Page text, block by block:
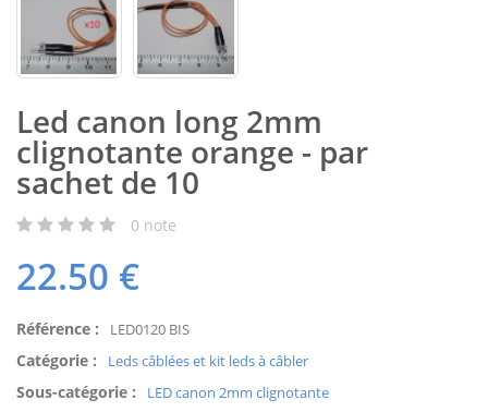
Led canon long 2mm
clignotante orange - par
sachet de 10
0 note
22.50 €
Référence : LED0120 BIS
Catégorie : Leds câblées et kit leds à câbler
Sous-catégorie : LED canon 2mm clignotante